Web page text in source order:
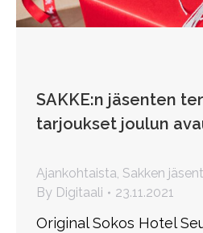
SAKKE:n jäsenten
tarjoukset joulun
Ajankohtaista, Sakken
By Digitaali 23.11.2021
Original Sokos Hotel